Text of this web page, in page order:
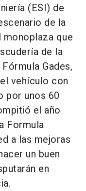
(ESI) de
de la
monoplaza que
de la
Gades,
vehículo con
por unos 60
el año
Formula
a las mejoras
un buen
en